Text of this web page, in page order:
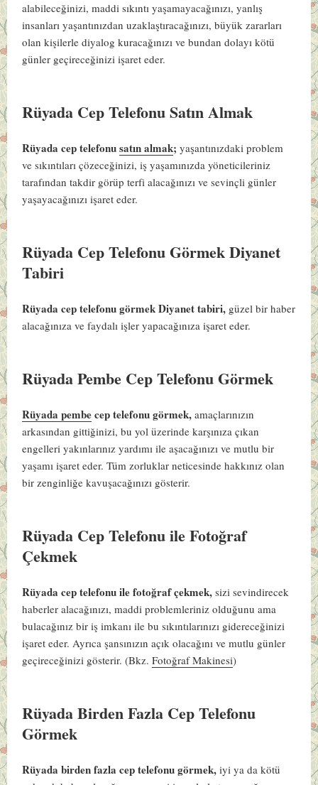
alabileceğinizi, maddi sıkıntı yaşamayacağınızı, yanlış
insanları yaşantınızdan uzaklaştıracağınızı, büyük zararları
olan kişilerle diyalog kuracağınızı ve bundan dolayı kötü
günler geçireceğinizi işaret eder.
Rüyada Cep Telefonu Satın Almak
Rüyada cep telefonusatın almak;yaşantınızdaki problem
ve sıkıntıları çözeceğinizi, iş yaşamınızda yöneticileriniz
tarafından takdir görüp terfi alacağınızı ve sevinçli günler
yaşayacağınızı işaret eder.
Rüyada Cep Telefonu Görmek Diyanet
Tabiri
Rüyada cep telefonu görmek Diyanet tabiri, güzel bir haber
alacağınıza ve faydalı işler yapacağınıza işaret eder.
Rüyada Pembe Cep Telefonu Görmek
Rüyada pembecep telefonu görmek,amaçlarınızın
arkasından gittiğinizi, bu yol üzerinde karşınıza çıkan
engelleri yakınlarınız yardımı ile aşacağınızı ve mutlu bir
yaşamı işaret eder. Tüm zorluklar neticesinde hakkınız olan
bir zenginliğe kavuşacağınızı gösterir.
Rüyada Cep Telefonu ile Fotoğraf
Çekmek
Rüyada cep telefonu ile fotoğraf çekmek,sizi sevindirecek
haberler alacağınızı, maddi problemleriniz olduğunu ama
bulacağınız bir iş imkanı ile bu sıkıntılarınızı gidereceğinizi
işaret eder. Ayrıca şansınızın açık olacağını ve mutlu günler
geçireceğinizi gösterir. (Bkz.Fotoğraf Makinesi)
Rüyada Birden Fazla Cep Telefonu
Görmek
Rüyada birden fazla cep telefonu görmek,iyi ya da kötü